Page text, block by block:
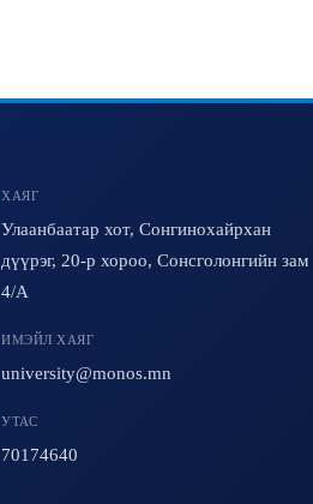
ХАЯГ
Улаанбаатар хот, Сонгинохайрхан
дүүрэг, 20-р хороо, Сонсголонгийн зам
4/A
ИМЭЙЛ ХАЯГ
university@monos.mn
УТАС
70174640